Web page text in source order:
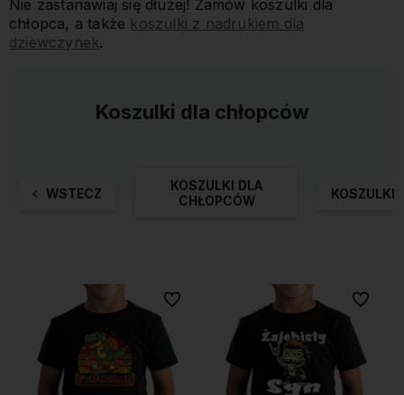
Nie zastanawiaj się dłużej! Zamów koszulki dla
chłopca, a także koszulki z nadrukiem dla
dziewczynek.
Koszulki dla chłopców
WSTECZ
KOSZULKI DLA
CHŁOPCÓW
KOSZULKI/
Do ulubionych Do